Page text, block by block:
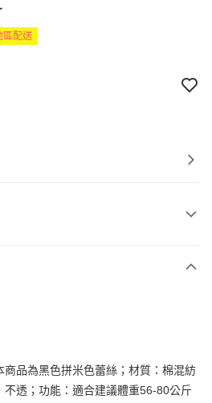
區配送
商品為黑色拼米色蕾絲；材質：棉混紡
不透；功能：適合建議體重56-80公斤